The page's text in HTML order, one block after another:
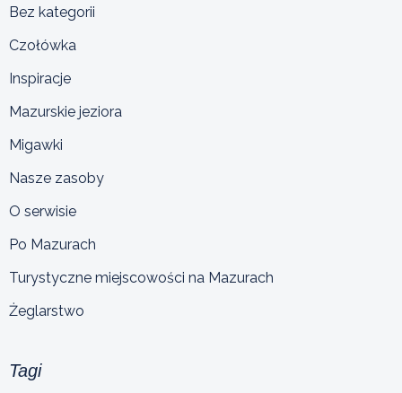
Bez kategorii
Czołówka
Inspiracje
Mazurskie jeziora
Migawki
Nasze zasoby
O serwisie
Po Mazurach
Turystyczne miejscowości na Mazurach
Żeglarstwo
Tagi